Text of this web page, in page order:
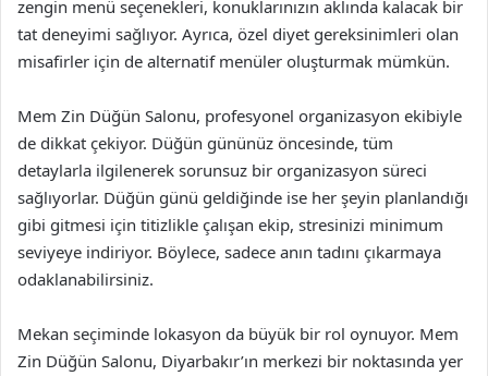
zengin menü seçenekleri, konuklarınızın aklında kalacak bir
tat deneyimi sağlıyor. Ayrıca, özel diyet gereksinimleri olan
misafirler için de alternatif menüler oluşturmak mümkün.
Mem Zin Düğün Salonu, profesyonel organizasyon ekibiyle
de dikkat çekiyor. Düğün gününüz öncesinde, tüm
detaylarla ilgilenerek sorunsuz bir organizasyon süreci
sağlıyorlar. Düğün günü geldiğinde ise her şeyin planlandığı
gibi gitmesi için titizlikle çalışan ekip, stresinizi minimum
seviyeye indiriyor. Böylece, sadece anın tadını çıkarmaya
odaklanabilirsiniz.
Mekan seçiminde lokasyon da büyük bir rol oynuyor. Mem
Zin Düğün Salonu, Diyarbakır’ın merkezi bir noktasında yer